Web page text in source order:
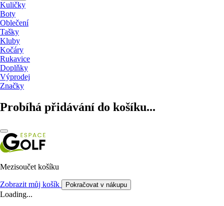
Kuličky
Boty
Oblečení
Tašky
Kluby
Kočáry
Rukavice
Doplňky
Výprodej
Značky
Probíhá přidávání do košíku...
Mezisoučet košíku
Zobrazit můj košík Pokračovat v nákupu
Loading...